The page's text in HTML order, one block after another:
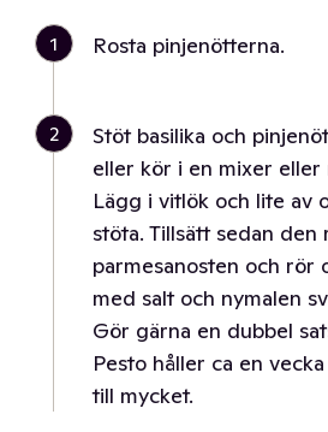
1 Rosta pinjenötterna.
2
Stöt basilika och
eller kör i en mixer eller
Lägg i vitlök och lite av
stöta. Tillsätt sedan den
parmesanosten och rör
med salt och nymalen
Gör gärna en dubbel
Pesto håller ca en
till mycket.